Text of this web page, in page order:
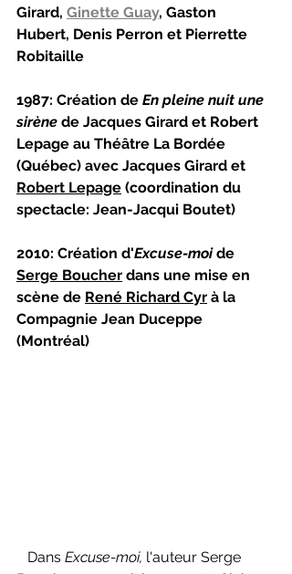
Girard, Ginette Guay, Gaston
Hubert, Denis Perron et Pierrette
Robitaille
1987: Création de En pleine nuit une
sirène de Jacques Girard et Robert
Lepage au Théâtre La Bordée
(Québec) avec Jacques Girard et
Robert Lepage (coordination du
spectacle: Jean-Jacqui Boutet)
2010: Création d'Excuse-moi de
Serge Boucher dans une mise en
scène de René Richard Cyr à la
Compagnie Jean Duceppe
(Montréal)
Dans Excuse-moi, l'auteur Serge